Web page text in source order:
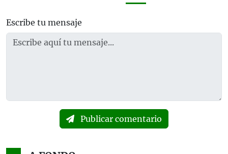
Escribe tu mensaje
Publicar comentario